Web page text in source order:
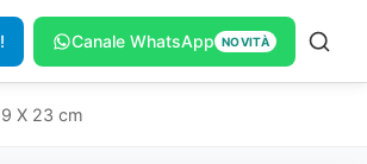
Canale WhatsApp NOVITÀ
X 23 cm